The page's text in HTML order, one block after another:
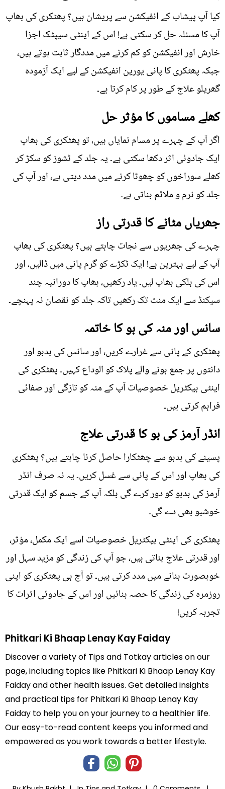
کیا آپ پیشاب کے انفیکشن سے پریشان ہیں؟ پھٹکری کی بھاپ
آپ کا مسئلہ حل کر سکتی ہے! اس کے اینٹی سیپٹک اجزا
خارش اور انفیکشن کو کم کرنے میں مددگار ثابت ہوتے ہیں،
جبکہ پھٹکری کا پانی یورین انفیکشن کے لیے ایک آزمودہ
گھریلو علاج کے طور پر کام کرتا ہے۔
کھلے مساموں کا مؤثر حل
اگر آپ کے چہرے پر مسام نمایاں ہیں، تو پھٹکری کی بھاپ
ایک جادوئی اثر دکھا سکتی ہے۔ یہ جلد کے ٹشوز کو سکڑ کر
کھلے سوراخوں کو چھوٹا کرنے میں مدد دیتی ہے، اور آپ کی
جلد کو نرم و ملائم بناتی ہے۔
جھریاں مٹانے کا قدرتی راز
چہرے کی جھریوں سے نجات چاہتے ہیں؟ پھٹکری کی بھاپ
آپ کے لیے بہترین ہے! ایک ٹکڑے کو گرم پانی میں ڈالیں، اور
اس کی ہلکی بھاپ لیں۔ یاد رکھیں، بھاپ کا دورانیہ چند
سیکنڈ سے ایک منٹ تک رکھیں تاکہ جلد کو نقصان نہ پہنچے۔
سانس اور منہ کی بو کا خاتمہ
پھٹکری کے پانی سے غرارے کریں، اور سانس کی بدبو اور
دانتوں پر جمع ہونے والے پلاک کو الوداع کہیں۔ پھٹکری کی
اینٹی بیکٹریل خصوصیات آپ کے منہ کو تازگی اور صفائی
فراہم کرتی ہیں۔
انڈر آرمز کی بو کا قدرتی علاج
پسینے کی بدبو سے چھٹکارا حاصل کرنا چاہتے ہیں؟ پھٹکری
کی بھاپ اور اس کے پانی سے غسل کریں۔ یہ نہ صرف انڈر
آرمز کی بدبو کو دور کرے گی بلکہ آپ کے جسم کو ایک قدرتی
خوشبو بھی دے گی۔
پھٹکری کی اینٹی بیکٹریل خصوصیات اسے ایک مکمل، مؤثر،
اور قدرتی علاج بناتی ہیں، جو آپ کی زندگی کو مزید سہل اور
خوبصورت بنانے میں مدد کرتی ہیں۔ تو آج ہی پھٹکری کو اپنی
روزمرہ کی زندگی کا حصہ بنائیں اور اس کے جادوئی اثرات کا
تجربہ کریں!
Phitkari Ki Bhaap Lenay Kay Faiday
Discover a variety of Tips and Totkay articles on our
page, including topics like Phitkari Ki Bhaap Lenay Kay
Faiday and other health issues. Get detailed insights
and practical tips for Phitkari Ki Bhaap Lenay Kay
Faiday to help you on your journey to a healthier life.
Our easy-to-read content keeps you informed and
empowered as you work towards a better lifestyle.